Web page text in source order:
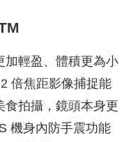
加輕盈、體積更為小
倍焦距影像捕捉能
食拍攝，鏡頭本身更
機身內防手震功能